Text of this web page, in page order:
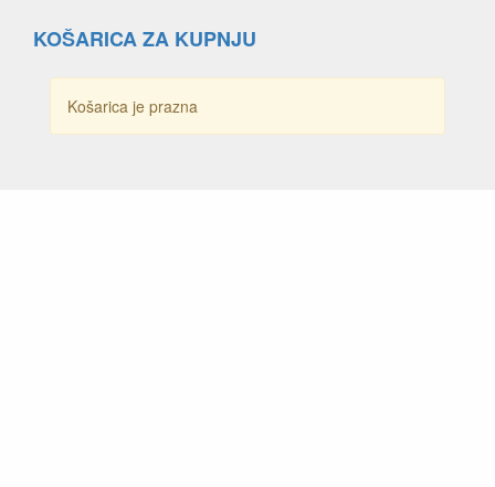
KOŠARICA ZA KUPNJU
Košarica je prazna